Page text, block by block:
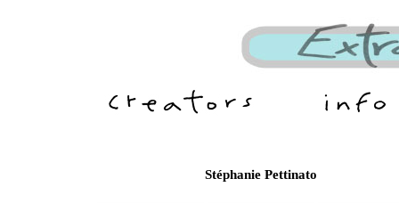
Stéphanie Pettinato